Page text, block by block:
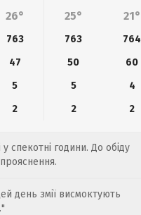
26° 25° 21°
763 763
764
47 50
60
5 5
4
2 2 2
спекотні години. До обіду
день змії висмоктують